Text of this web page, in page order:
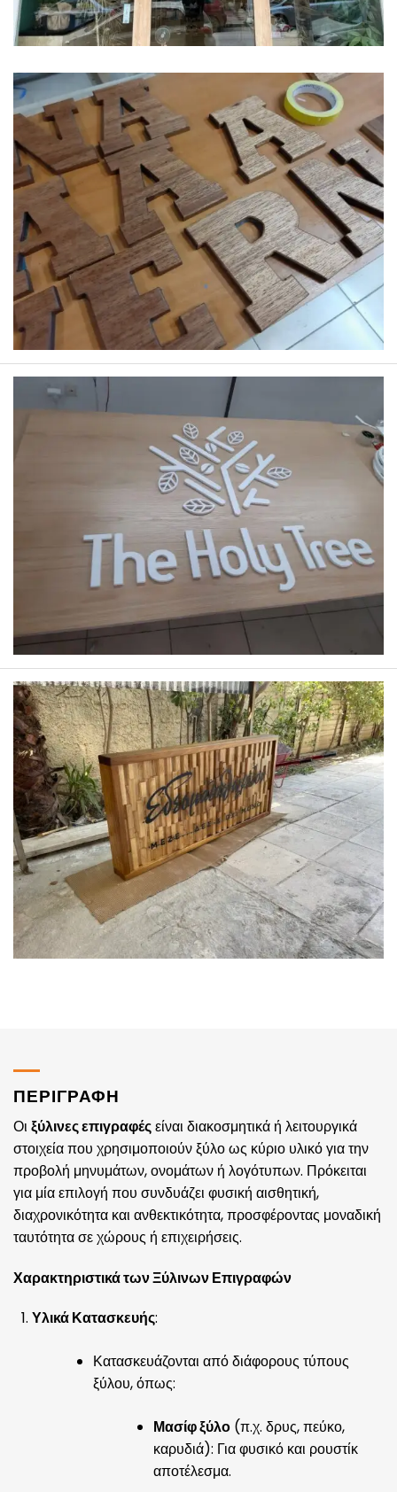
ΠΕΡΙΓΡΑΦΗ
Οι ξύλινες επιγραφέςείναι διακοσμητικά ή λειτουργικά
στοιχεία που χρησιμοποιούν ξύλο ως κύριο υλικό για την
προβολή μηνυμάτων, ονομάτων ή λογότυπων. Πρόκειται
για μία επιλογή που συνδυάζει φυσική αισθητική,
διαχρονικότητα και ανθεκτικότητα, προσφέροντας μοναδική
ταυτότητα σε χώρους ή επιχειρήσεις.
Χαρακτηριστικά των Ξύλινων Επιγραφών
Υλικά Κατασκευής:
Κατασκευάζονται από διάφορους τύπους
ξύλου, όπως:
Μασίφ ξύλο (π.χ. δρυς, πεύκο,
καρυδιά): Για φυσικό και ρουστίκ
αποτέλεσμα.